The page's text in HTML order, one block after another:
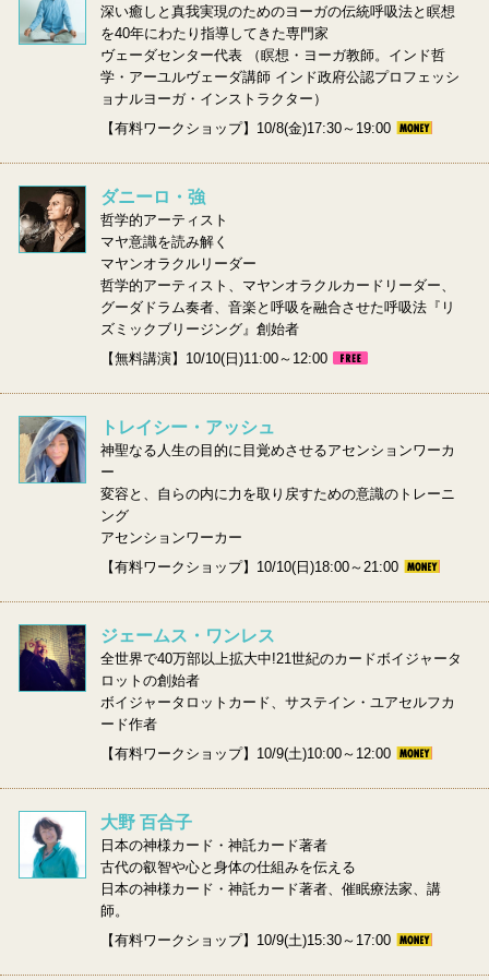
深い癒しと真我実現のためのヨーガの伝統呼吸法と瞑想
を40年にわたり指導してきた専門家
ヴェーダセンター代表 （瞑想・ヨーガ教師。インド哲
学・アーユルヴェーダ講師 インド政府公認プロフェッシ
ョナルヨーガ・インストラクター）
【有料ワークショップ】10/8(金)17:30～19:00
ダニーロ・強
哲学的アーティスト
マヤ意識を読み解く
マヤンオラクルリーダー
哲学的アーティスト、マヤンオラクルカードリーダー、
グーダドラム奏者、音楽と呼吸を融合させた呼吸法『リ
ズミックブリージング』創始者
【無料講演】10/10(日)11:00～12:00
トレイシー・アッシュ
神聖なる人生の目的に目覚めさせるアセンションワーカ
ー
変容と、自らの内に力を取り戻すための意識のトレーニ
ング
アセンションワーカー
【有料ワークショップ】10/10(日)18:00～21:00
ジェームス・ワンレス
全世界で40万部以上拡大中!21世紀のカードボイジャータ
ロットの創始者
ボイジャータロットカード、サステイン・ユアセルフカ
ード作者
【有料ワークショップ】10/9(土)10:00～12:00
大野 百合子
日本の神様カード・神託カード著者
古代の叡智や心と身体の仕組みを伝える
日本の神様カード・神託カード著者、催眠療法家、講
師。
【有料ワークショップ】10/9(土)15:30～17:00